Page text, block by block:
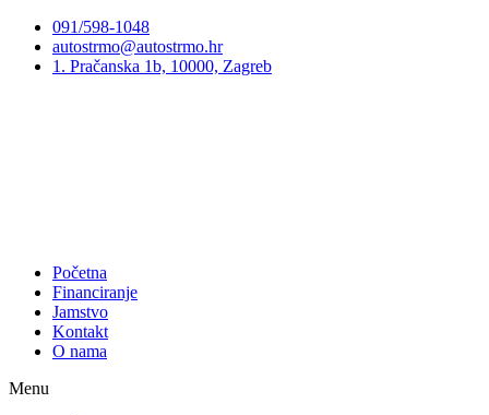
Preskoči
sadržaj
091/598-1048
autostrmo@autostrmo.hr
1. Pračanska 1b, 10000, Zagreb
Početna
Financiranje
Jamstvo
Kontakt
O nama
Menu